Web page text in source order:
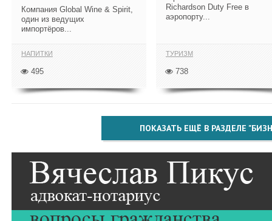
Компания Global Wine & Spirit,
один из ведущих
импортёров...
НАПИТКИ
495
Richardson Duty Free в
аэропорту...
ТУРИЗМ
738
ПОКАЗАТЬ ЕЩЁ В РАЗДЕЛЕ